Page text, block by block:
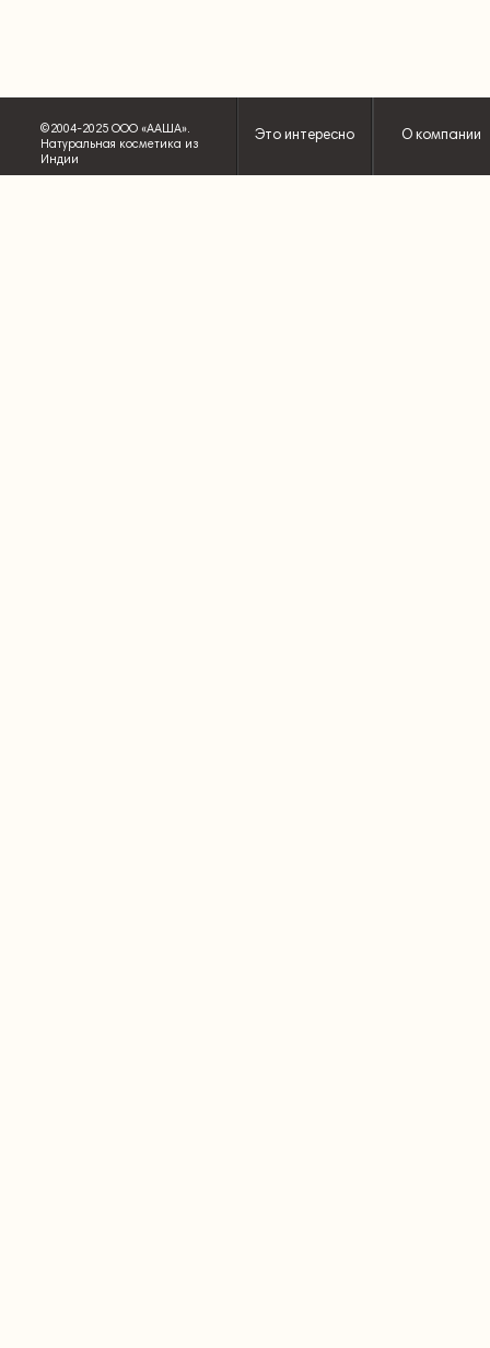
Это интересно О компании
©2004-2025 ООО «ААША».
Натуральная косметика из
Индии